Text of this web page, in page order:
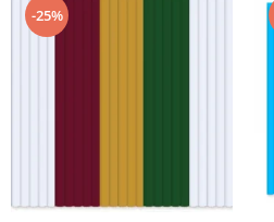
-25%